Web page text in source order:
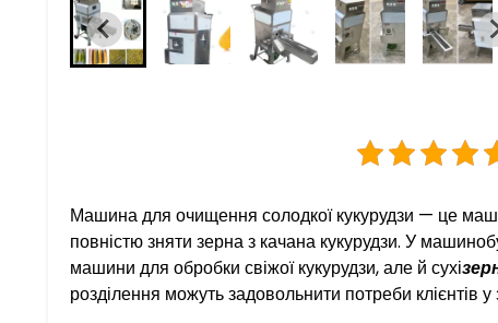
Машина для очищення солодкої кукурудзи — це
повністю зняти зерна з качана кукурудзи. У
машини для обробки свіжої кукурудзи, але й сухі
розділення можуть задовольнити потреби клієнтів у